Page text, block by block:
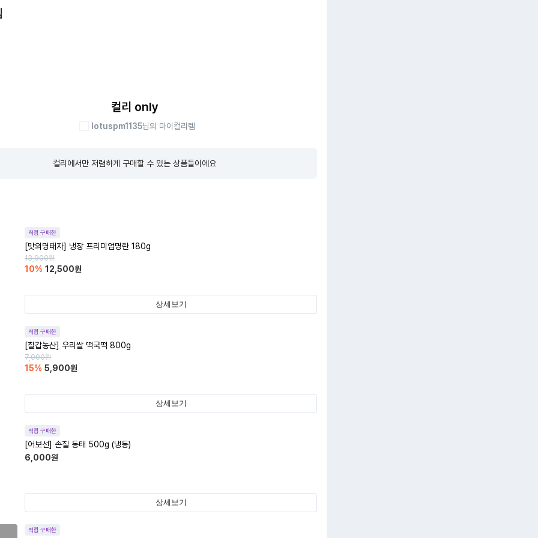
컬리 only
lotuspm1135님의 마이컬리템
컬리에서만 저렴하게 구매할 수 있는 상품들이에요
직접 구매한
[맛의명태자] 냉장 프리미엄명란 180g
13,900원
10% 12,500원
상세보기
직접 구매한
[칠갑농산] 우리쌀 떡국떡 800g
7,000원
15% 5,900원
상세보기
직접 구매한
[어보선] 손질 동태 500g (냉동)
6,000원
상세보기
직접 구매한